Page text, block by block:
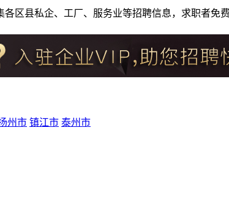
区县私企、工厂、服务业等招聘信息，求职者
州市 镇江市 泰州市